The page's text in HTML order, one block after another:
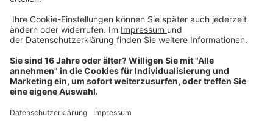
Über uns
Dehner Unternehmen
Jobs bei Dehner